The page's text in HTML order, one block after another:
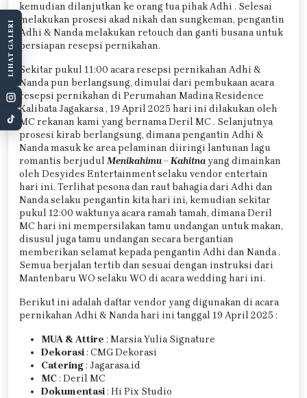
kemudian dilanjutkan ke orang tua pihak Adhi . Selesai
melakukan prosesi akad nikah dan sungkeman, pengantin
Adhi & Nanda melakukan retouch dan ganti busana untuk
persiapan resepsi pernikahan.
Sekitar pukul 11:00 acara resepsi pernikahan Adhi &
Nanda pun berlangsung, dimulai dari pembukaan acara
resepsi pernikahan di Perumahan Madina Residence
Kalibata Jagakarsa , 19 April 2025 hari ini dilakukan oleh
MC rekanan kami yang bernama Deril MC . Selanjutnya
prosesi kirab berlangsung, dimana pengantin Adhi &
Nanda masuk ke area pelaminan diiringi lantunan lagu
romantis berjudul Menikahimu – Kahitnayang dimainkan
oleh Desyides Entertainment selaku vendor entertain
hari ini. Terlihat pesona dan raut bahagia dari Adhi dan
Nanda selaku pengantin kita hari ini, kemudian sekitar
pukul 12:00 waktunya acara ramah tamah, dimana Deril
MC hari ini mempersilakan tamu undangan untuk makan,
disusul juga tamu undangan secara bergantian
memberikan selamat kepada pengantin Adhi dan Nanda .
Semua berjalan tertib dan sesuai dengan instruksi dari
Mantenbaru WO selaku WO di acara wedding hari ini.
Berikut ini adalah daftar vendor yang digunakan di acara
pernikahan Adhi & Nanda hari ini tanggal 19 April 2025 :
MUA & Attire : Marsia Yulia Signature
Dekorasi: CMG Dekorasi
Catering: Jagarasa.id
MC: Deril MC
Dokumentasi: Hi Pix Studio
LIHAT GALERI